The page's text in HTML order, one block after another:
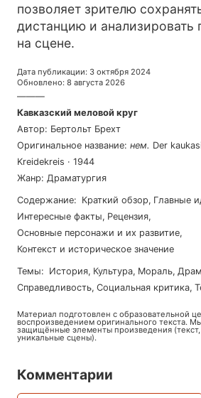
позволяет зрителю
дистанцию и анализировать
на сцене.
Дата публикации: 3 октября 2024
Обновлено: 8 августа 2026
———
Кавказский меловой круг
Автор: Бертольт Брехт
Оригинальное название: нем. Der
Kreidekreis · 1944
Жанр: Драматургия
Содержание: Краткий обзор, Главные
Интересные факты, Рецензия,
Основные персонажи и их развитие,
Контекст и историческое значение
Темы: история, культура, мораль,
справедливость, социальная критика,
Материал подготовлен с образовательной
воспроизведением оригинального текста.
защищённые элементы произведения
уникальные сцены).
Комментарии